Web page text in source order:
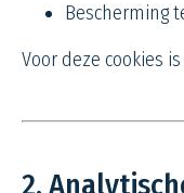
Bescherming
Voor deze cookies
2.